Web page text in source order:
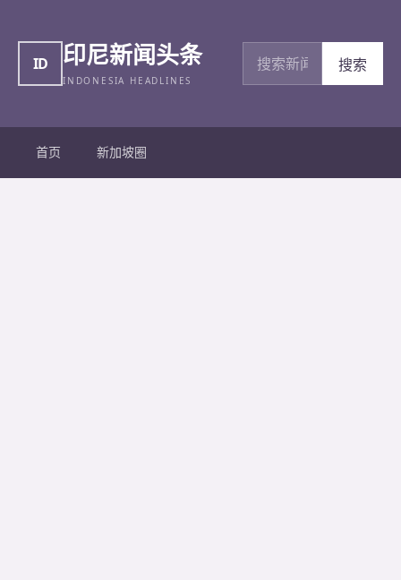
ID 印尼新闻头条
INDONESIA HEADLINES
搜索新闻
搜索
首页 新加坡圈